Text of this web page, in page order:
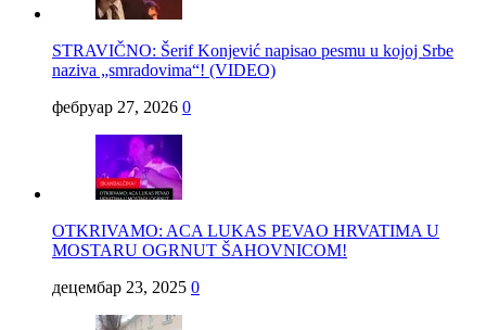
STRAVIČNO: Šerif Konjević napisao pesmu u kojoj Srbe
naziva „smradovima“! (VIDEO)
фебруар 27, 2026 0
OTKRIVAMO: ACA LUKAS PEVAO HRVATIMA U
MOSTARU OGRNUT ŠAHOVNICOM!
децембар 23, 2025 0